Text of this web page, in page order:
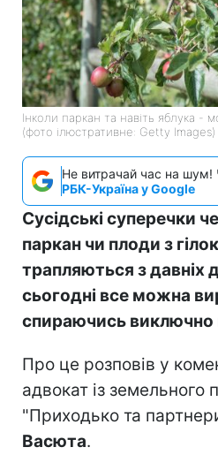
Інколи паркан та навіть яблука -
(фото ілюстративне: Getty Images)
Не витрачай час на шум!
РБК-Україна у Google
Сусідські суперечки
паркан чи плоди з
трапляються з давніх
сьогодні все можна
спираючись виключно
Про це розповів у
адвокат із
"Приходько та
Васюта.